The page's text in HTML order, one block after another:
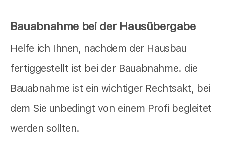
Bauabnahme bei der Hausübergabe
Helfe ich Ihnen, nachdem der Hausbau
fertiggestellt ist bei der Bauabnahme. die
Bauabnahme ist ein wichtiger Rechtsakt, bei
dem Sie unbedingt von einem Profi begleitet
werden sollten.